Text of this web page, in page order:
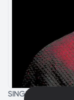
SINGLE